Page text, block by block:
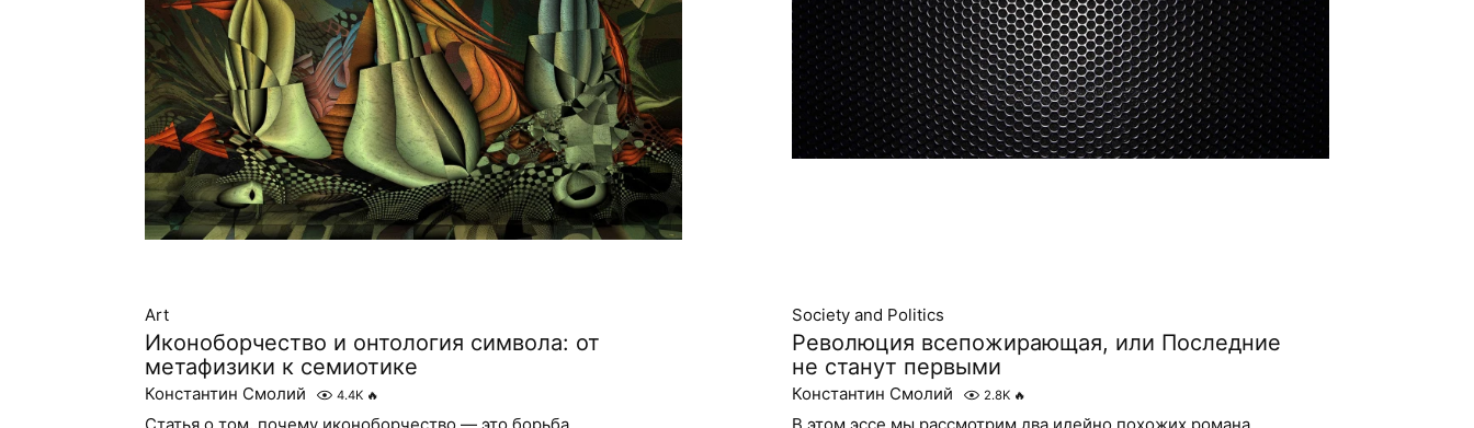
Art
Иконоборчество и онтология символа: от
метафизики к семиотике
Константин Смолий 4.4K 🔥
Статья о том, почему иконоборчество — это борьба
Society and Politics
Революция всепожирающая, или Последние
не станут первыми
Константин Смолий 2.8K 🔥
В этом эссе мы рассмотрим два идейно похожих романа